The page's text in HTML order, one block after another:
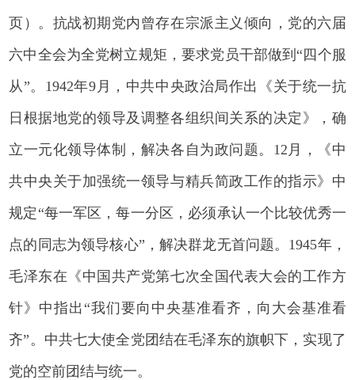
页）。抗战初期党内曾存在宗派主义倾向，党的六届
六中全会为全党树立规矩，要求党员干部做到“四个服
从”。1942年9月，中共中央政治局作出《关于统一抗
日根据地党的领导及调整各组织间关系的决定》，确
立一元化领导体制，解决各自为政问题。12月，《中
共中央关于加强统一领导与精兵简政工作的指示》中
规定“每一军区，每一分区，必须承认一个比较优秀一
点的同志为领导核心”，解决群龙无首问题。1945年，
毛泽东在《中国共产党第七次全国代表大会的工作方
针》中指出“我们要向中央基准看齐，向大会基准看
齐”。中共七大使全党团结在毛泽东的旗帜下，实现了
党的空前团结与统一。